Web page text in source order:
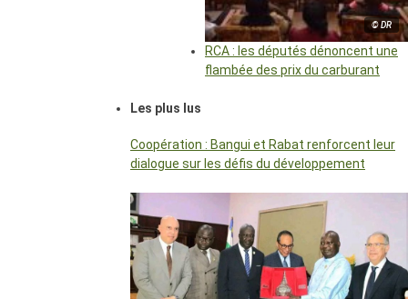
© DR
RCA : les députés dénoncent une
flambée des prix du carburant
Les plus lus
Coopération : Bangui et Rabat renforcent leur
dialogue sur les défis du développement